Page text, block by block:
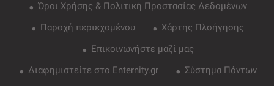
Όροι Χρήσης & Πολιτική Προστασίας Δεδομένων
Παροχή περιεχομένου
Χάρτης Πλοήγησης
Επικοινωνήστε μαζί μας
Διαφημιστείτε στο Enternity.gr
Σύστημα Πόντων